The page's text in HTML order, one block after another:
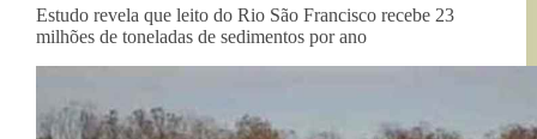
Estudo revela que leito do Rio São Francisco recebe 23
milhões de toneladas de sedimentos por ano